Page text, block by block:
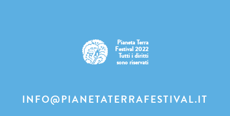
Pianeta Terra
Festival 2022
Tutti i diritti
sono riservati
INFO@PIANETATERRAFESTIVAL.IT